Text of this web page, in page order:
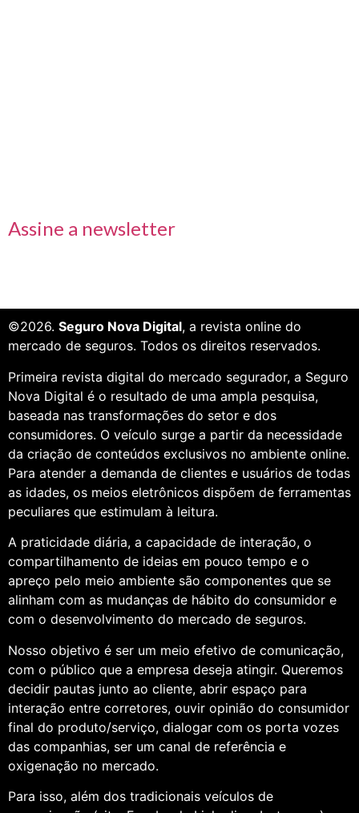
Assine a newsletter
©2026. Seguro Nova Digital, a revista online do
mercado de seguros. Todos os direitos reservados.
Primeira revista digital do mercado segurador, a Seguro
Nova Digital é o resultado de uma ampla pesquisa,
baseada nas transformações do setor e dos
consumidores. O veículo surge a partir da necessidade
da criação de conteúdos exclusivos no ambiente online.
Para atender a demanda de clientes e usuários de todas
as idades, os meios eletrônicos dispõem de ferramentas
peculiares que estimulam à leitura.
A praticidade diária, a capacidade de interação, o
compartilhamento de ideias em pouco tempo e o
apreço pelo meio ambiente são componentes que se
alinham com as mudanças de hábito do consumidor e
com o desenvolvimento do mercado de seguros.
Nosso objetivo é ser um meio efetivo de comunicação,
com o público que a empresa deseja atingir. Queremos
decidir pautas junto ao cliente, abrir espaço para
interação entre corretores, ouvir opinião do consumidor
final do produto/serviço, dialogar com os porta vozes
das companhias, ser um canal de referência e
oxigenação no mercado.
Para isso, além dos tradicionais veículos de